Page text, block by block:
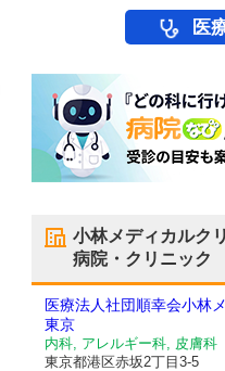
医
小林メディカルク
病院・クリニック
医療法人社団順幸会小林
東京
内科, アレルギー科, 皮膚科
東京都港区赤坂2丁目3-5